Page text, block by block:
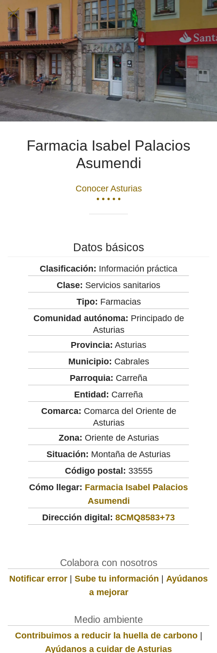
Farmacia Isabel Palacios
Asumendi
Conocer Asturias
• • • • •
Datos básicos
Clasificación: Información práctica
Clase: Servicios sanitarios
Tipo: Farmacias
Comunidad autónoma: Principado de
Asturias
Provincia: Asturias
Municipio: Cabrales
Parroquia: Carreña
Entidad: Carreña
Comarca: Comarca del Oriente de
Asturias
Zona: Oriente de Asturias
Situación: Montaña de Asturias
Código postal: 33555
Cómo llegar: Farmacia Isabel Palacios
Asumendi
Dirección digital: 8CMQ8583+73
Colabora con nosotros
Notificar error | Sube tu información | Ayúdanos
a mejorar
Medio ambiente
Contribuimos a reducir la huella de carbono|
Ayúdanos a cuidar de Asturias